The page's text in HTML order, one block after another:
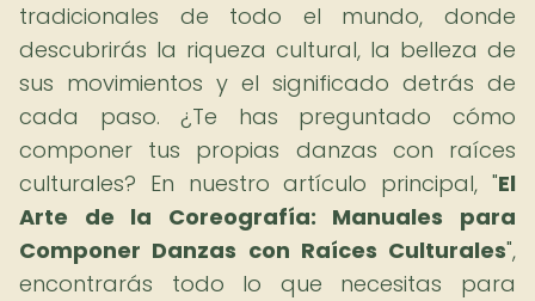
tradicionales de todo el mundo, donde
descubrirás la riqueza cultural, la belleza de
sus movimientos y el significado detrás de
cada paso. ¿Te has preguntado cómo
componer tus propias danzas con raíces
culturales? En nuestro artículo principal, "El
Arte de la Coreografía: Manuales para
Componer Danzas con Raíces Culturales",
encontrarás todo lo que necesitas para